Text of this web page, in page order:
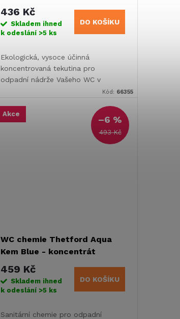
436 Kč
Skladem ihned
k odeslání >5 ks
DO KOŠÍKU
Ekologická, vysoce účinná
koncentrovaná tekutina pro
odpadní nádrže Vašeho WC v
obytných vozech a karavanech.Kód: 66355
Akce
493 Kč
–6 %
WC chemie Thetford Aqua
Kem Blue - koncentrát
459 Kč
Skladem ihned
k odeslání >5 ks
DO KOŠÍKU
Sanitární chemie pro odpadní